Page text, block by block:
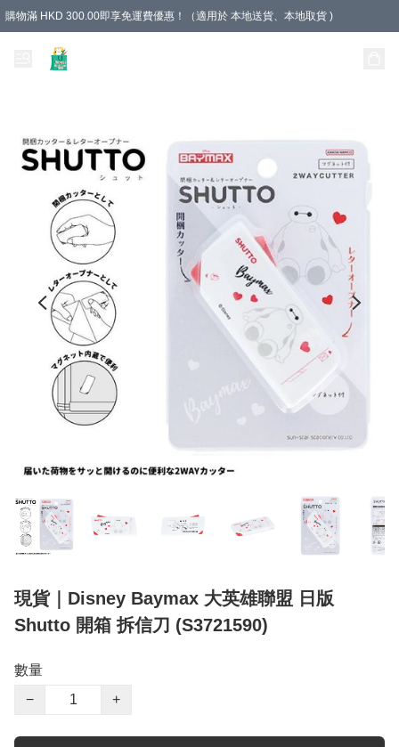
購物滿 HKD 300.00即享免運費優惠！（適用於 本地送貨、本地取貨 )
現貨｜Disney Baymax 大英雄聯盟 日版
Shutto 開箱 拆信刀 (S3721590)
數量
−
+